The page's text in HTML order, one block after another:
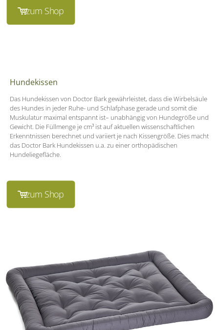
zum Shop
Hundekissen
Das Hundekissen von Doctor Bark gewährleistet, dass die Wirbelsäule
des Hundes in jeder Ruhe- und Schlafphase gerade und somit die
Muskulatur maximal entspannt ist– unabhängig von Hundegröße und
Gewicht. Die Füllmenge je cm³ ist auf aktuellen wissenschaftlichen
Erkenntnissen berechnet und variiert je nach Kissengröße. Dies macht
das Doctor Bark Hundekissen u.a. zu einer orthopädischen
Hundeliegefläche.
zum Shop